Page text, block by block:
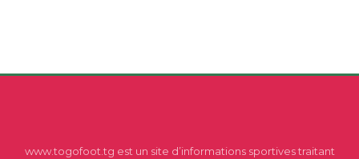
www.togofoot.tg est un site d’informations sportives traitant